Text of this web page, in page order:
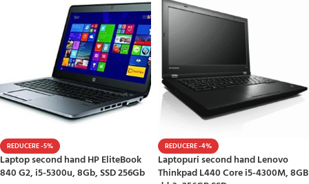
REDUCERE -5%
Laptop second hand HP EliteBook
840 G2, i5-5300u, 8Gb, SSD 256Gb
REDUCERE -4%
Laptopuri second hand Lenovo
Thinkpad L440 Core i5-4300M, 8GB